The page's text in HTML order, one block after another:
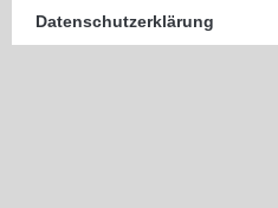
Datenschutzerklärung